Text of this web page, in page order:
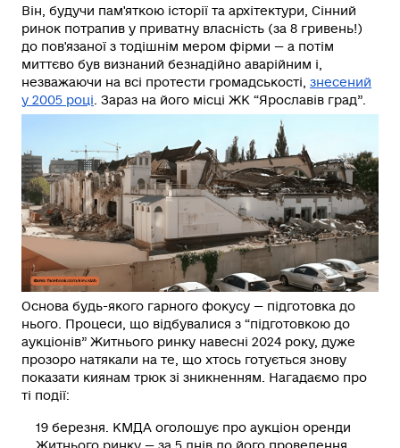
Він, будучи пам'яткою історії та архітектури, Сінний
ринок потрапив у приватну власність (за 8 гривень!)
до пов'язаної з тодішнім мером фірми — а потім
миттєво був визнаний безнадійно аварійним і,
незважаючи на всі протести громадськості, знесений
у 2005 році . Зараз на його місці ЖК “Ярославів град”.
Основа будь-якого гарного фокусу — підготовка до
нього. Процеси, що відбувалися з “підготовкою до
аукціонів” Житнього ринку навесні 2024 року, дуже
прозоро натякали на те, що хтось готується знову
показати киянам трюк зі зникненням. Нагадаємо про
ті події:
19 березня.
КМДА оголошує про аукціон оренди
Житнього ринку — за 5 днів до його проведення